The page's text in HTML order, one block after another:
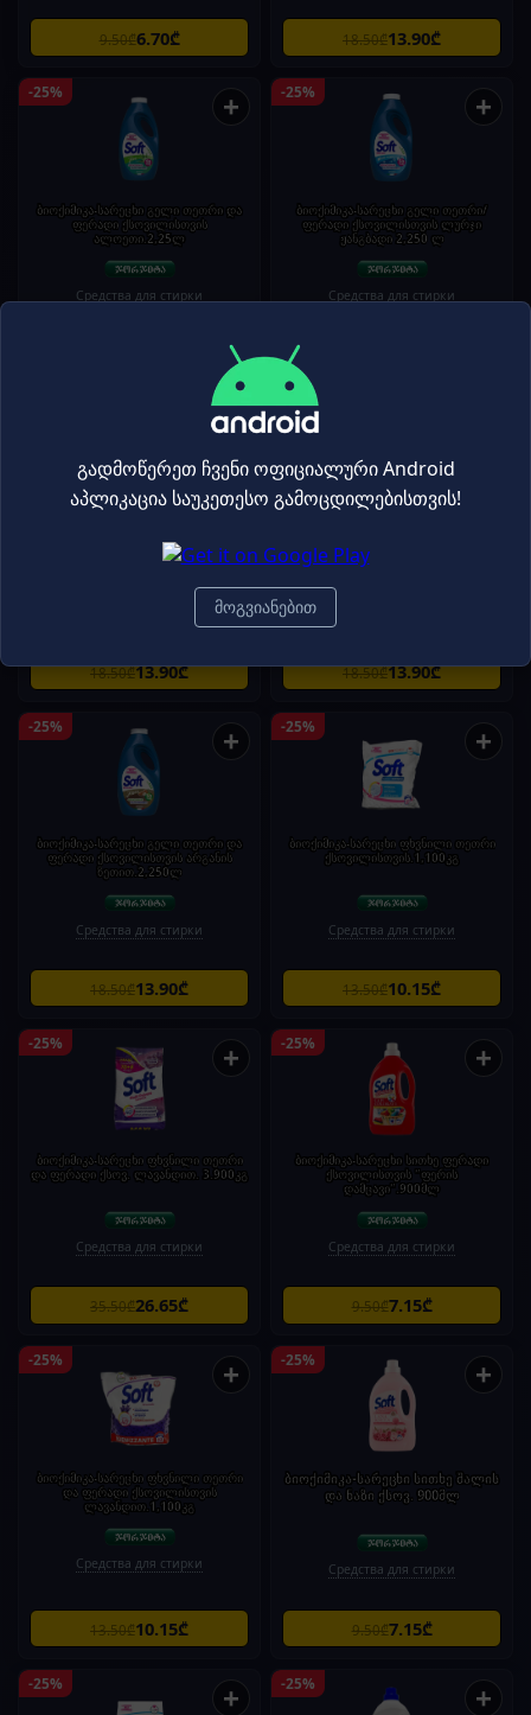
9.50₾6.70₾ 18.50₾13.90₾
-25% +
ბიოქიმიკა-სარეცხი გელი თეთრი და
ფერადი ქსოვილისთვის
ალოეთი.2,25ლ
Средства для стирки
-25% +
ბიოქიმიკა-სარეცხი გელი თეთრი/
ფერადი ქსოვილისთვის ლურჯი
ჟანგბადი 2,250 ლ
Средства для стирки
+
ფერადი ქსოვილისთვის 2,250ლ
18.50₾13.90₾
-25%
18.50₾13.90₾
-25% +
ბიოქიმიკა-სარეცხი გელი თეთრი და
ფერადი ქსოვილისთვის არგანის
ზეთით.2,250ლ
Средства для стирки
18.50₾13.90₾
-25% +
ბიოქიმიკა-სარეცხი ფხვნილი თეთრი
ქსოვილისთვის.1,100კგ
Средства для стирки
13.50₾10.15₾
-25% +
ბიოქიმიკა-სარეცხი ფხვნილი თეთრი
და ფერადი ქსოვ. ლავანდით. 3.900კგ
Средства для стирки
35.50₾26.65₾
-25% +
ბიოქიმიკა-სარეცხი სითხე ფერადი
ქსოვილისთვის "ფერის
დამცავი".900მლ
Средства для стирки
9.50₾7.15₾
-25% +
ბიოქიმიკა-სარეცხი ფხვნილი თეთრი
და ფერადი ქსოვილისთვის
ლავანდით.1,100კგ
Средства для стирки
13.50₾10.15₾
-25% +
ბიოქიმიკა-სარეცხი სითხე შალის
და ნაზი ქსოვ. 900მლ
Средства для стирки
9.50₾7.15₾
-25% + -25% +
გადმოწერეთ ჩვენი ოფიციალური Android
აპლიკაცია საუკეთესო გამოცდილებისთვის!
მოგვიანებით